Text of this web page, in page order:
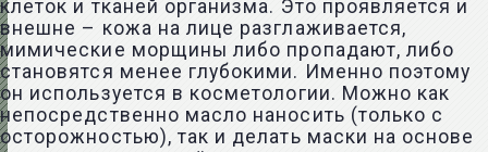
клеток и тканей организма. Это проявляется и
внешне – кожа на лице разглаживается,
мимические морщины либо пропадают, либо
становятся менее глубокими. Именно поэтому
он используется в косметологии. Можно как
непосредственно масло наносить (только с
осторожностью), так и делать маски на основе